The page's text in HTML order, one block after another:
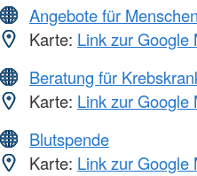
Angebote für
Karte: Link zur Google
Beratung für
Karte: Link zur Google
Blutspende
Karte: Link zur Google